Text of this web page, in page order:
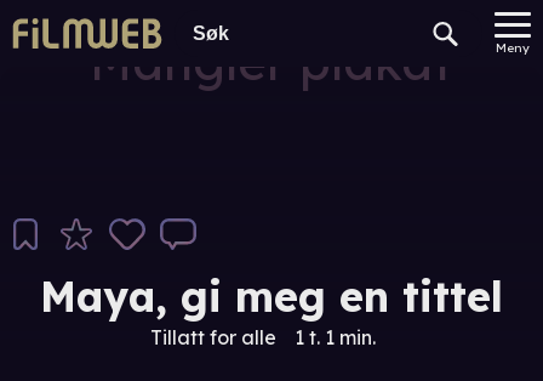
Meny
Mangler plakat
Maya, gi meg en tittel
Tillatt for alle 1 t. 1 min.